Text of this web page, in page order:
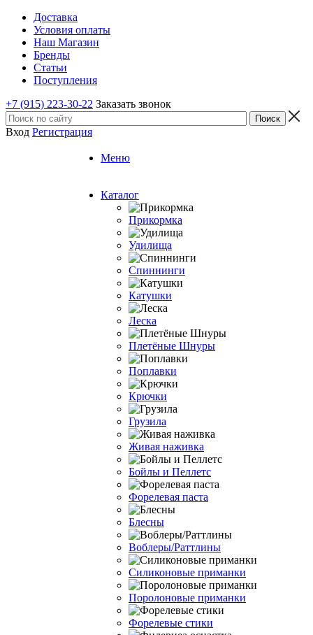
Доставка
Условия оплаты
Наш Магазин
Бренды
Статьи
Поступления
+7 (915) 223-30-22 Заказать звонок
Вход Регистрация
Меню
Каталог
Прикормка
Удилища
Спиннинги
Катушки
Леска
Плетёные Шнуры
Поплавки
Крючки
Грузила
Живая наживка
Бойлы и Пеллетс
Форелевая паста
Блесны
Воблеры/Раттлины
Силиконовые приманки
Поролоновые приманки
Форелевые стики